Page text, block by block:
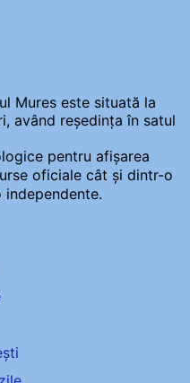
Mures este situată la
având reședința în satul
pentru afișarea
oficiale cât și dintr-o
independente.